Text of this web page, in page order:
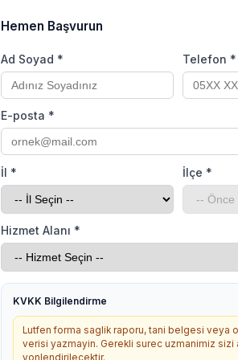
Hemen Başvurun
Ad Soyad * Telefon *
E-posta *
İl * İlçe *
Hizmet Alanı *
KVKK Bilgilendirme
Lutfen forma saglik raporu, tani belgesi veya
verisi yazmayin. Gerekli surec uzmanimiz sizi
yonlendirilecektir.